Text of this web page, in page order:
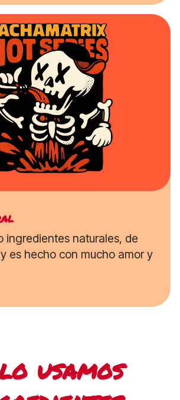
ingredientes naturales, de
es hecho con mucho amor y
usamos